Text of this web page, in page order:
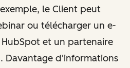
le Client peut
ou télécharger un e-
et un partenaire
Davantage d'informations